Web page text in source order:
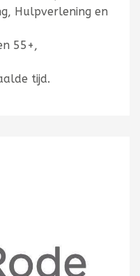
Hulpverlening en
55+,
tijd.